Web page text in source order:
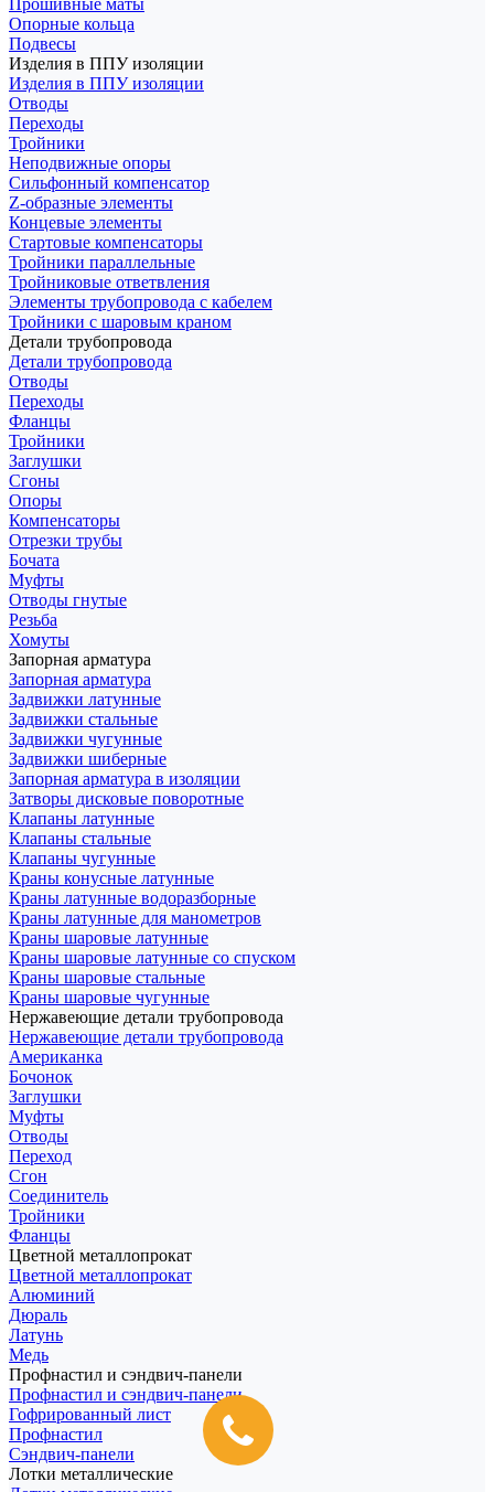
Прошивные маты
Опорные кольца
Подвесы
Изделия в ППУ изоляции
Изделия в ППУ изоляции
Отводы
Переходы
Тройники
Неподвижные опоры
Cильфонный компенсатор
Z-образные элементы
Концевые элементы
Стартовые компенсаторы
Тройники параллельные
Тройниковые ответвления
Элементы трубопровода с кабелем
Тройники с шаровым краном
Детали трубопровода
Детали трубопровода
Отводы
Переходы
Фланцы
Тройники
Заглушки
Сгоны
Опоры
Компенсаторы
Отрезки трубы
Бочата
Муфты
Отводы гнутые
Резьба
Хомуты
Запорная арматура
Запорная арматура
Задвижки латунные
Задвижки стальные
Задвижки чугунные
Задвижки шиберные
Запорная арматура в изоляции
Затворы дисковые поворотные
Клапаны латунные
Клапаны стальные
Клапаны чугунные
Краны конусные латунные
Краны латунные водоразборные
Краны латунные для манометров
Краны шаровые латунные
Краны шаровые латунные со спуском
Краны шаровые стальные
Краны шаровые чугунные
Нержавеющие детали трубопровода
Нержавеющие детали трубопровода
Американка
Бочонок
Заглушки
Муфты
Отводы
Переход
Сгон
Соединитель
Тройники
Фланцы
Цветной металлопрокат
Цветной металлопрокат
Алюминий
Дюраль
Латунь
Медь
Профнастил и сэндвич-панели
Профнастил и сэндвич-панели
Гофрированный лист
Профнастил
Сэндвич-панели
Лотки металлические